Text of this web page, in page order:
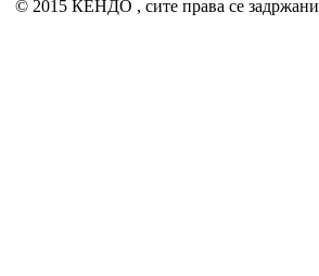
© 2015 КЕНДО , сите права се задржани